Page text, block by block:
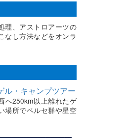
理、アストロアーツの
なし方法などをオンラ
ル・キャンプツアー
へ250km以上離れたゲ
場所でペルセ群や星空